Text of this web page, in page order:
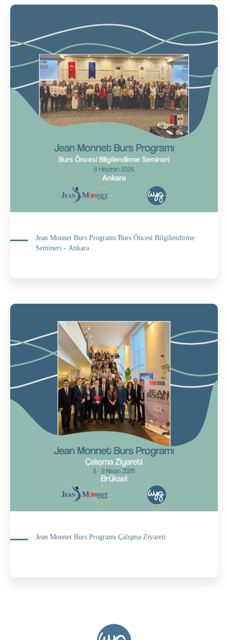
Jean Monnet Burs Programı Burs Öncesi Bilgilendirme
Semineri - Ankara
Jean Monnet Burs Programı Çalışma Ziyareti